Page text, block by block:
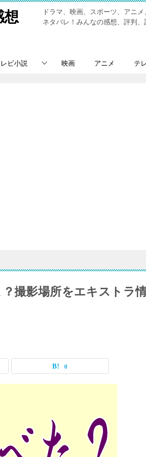
想
ドラマ、映画、スポーツ、アニ
ネタバレ！みんなの感想、評判
ビ小説 映画 アニメ テ
撮影場所をエキストラ
0